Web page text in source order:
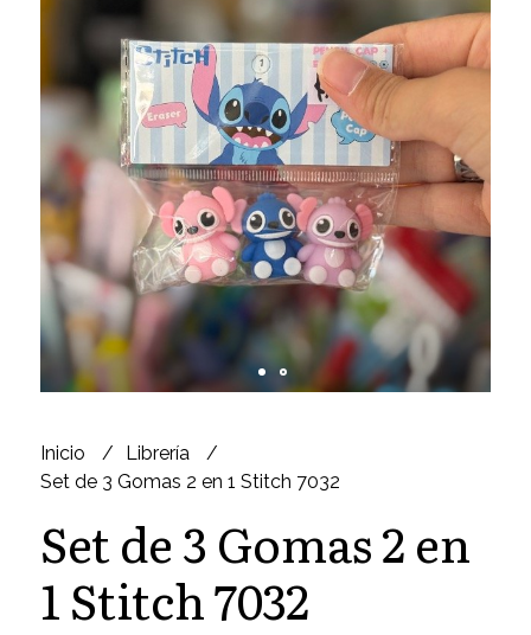
Inicio
Librería
Set de 3 Gomas 2 en 1 Stitch 7032
Set de 3 Gomas 2 en
1 Stitch 7032